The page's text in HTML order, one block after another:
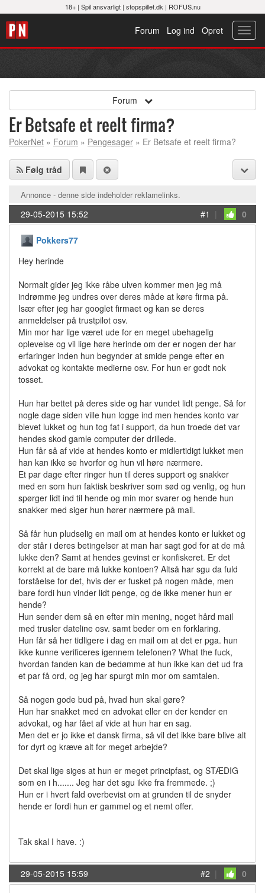
18+ | Spil ansvarligt| stopspillet.dk | ROFUS.nu
Opret
Log ind
Forum
Forum
Er Betsafe et reelt firma?
PokerNet » Forum » Pengesager » Er Betsafe et reelt firma?
Følg tråd
Annonce - denne side indeholder reklamelinks.
29-05-2015 15:52 #1 | 0
Pokkers77
Hey herinde
Normalt gider jeg ikke råbe ulven kommer men jeg må
indrømme jeg undres over deres måde at køre firma på.
Især efter jeg har googlet firmaet og kan se deres
anmeldelser på trustpilot osv.
Min mor har lige været ude for en meget ubehagelig
oplevelse og vil lige høre herinde om der er nogen der har
erfaringer inden hun begynder at smide penge efter en
advokat og kontakte medierne osv. For hun er godt nok
tosset.
Hun har bettet på deres side og har vundet lidt penge. Så for
nogle dage siden ville hun logge ind men hendes konto var
blevet lukket og hun tog fat i support, da hun troede det var
hendes skod gamle computer der drillede.
Hun får så af vide at hendes konto er midlertidigt lukket men
han kan ikke se hvorfor og hun vil høre nærmere.
Et par dage efter ringer hun til deres support og snakker
med en som hun faktisk beskriver som sød og venlig, og hun
spørger lidt ind til hende og min mor svarer og hende hun
snakker med siger hun hører nærmere på mail.
Så får hun pludselig en mail om at hendes konto er lukket og
der står i deres betingelser at man har sagt god for at de må
lukke den? Samt at hendes gevinst er konfiskeret. Er det
korrekt at de bare må lukke kontoen? Altså har sgu da fuld
forståelse for det, hvis der er fusket på nogen måde, men
bare fordi hun vinder lidt penge, og de ikke mener hun er
hende?
Hun sender dem så en efter min mening, noget hård mail
med trusler dateline osv. samt beder om en forklaring.
Hun får så her tidligere i dag en mail om at det er pga. hun
ikke kunne verificeres igennem telefonen? What the fuck,
hvordan fanden kan de bedømme at hun ikke kan det ud fra
et par få ord, og jeg har spurgt min mor om samtalen.
Så nogen gode bud på, hvad hun skal gøre?
Hun har snakket med en advokat eller en der kender en
advokat, og har fået af vide at hun har en sag.
Men det er jo ikke et dansk firma, så vil det ikke bare blive alt
for dyrt og kræve alt for meget arbejde?
Det skal lige siges at hun er meget principfast, og STÆDIG
som en i h....... Jeg har det sgu ikke fra fremmede. ;)
Hun er i hvert fald overbevist om at grunden til de snyder
hende er fordi hun er gammel og et nemt offer.
Tak skal I have. :)
29-05-2015 15:59 #2 | 0